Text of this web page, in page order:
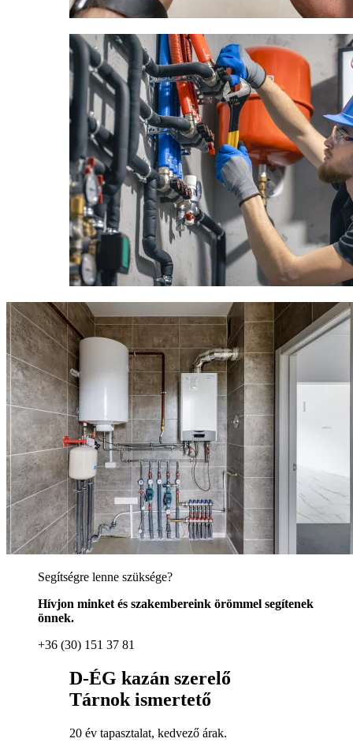
Segítségre lenne szüksége?
Hívjon minket és szakembereink örömmel segítenek
önnek.
+36 (30) 151 37 81
D-ÉG kazán szerelő
Tárnok ismertető
20 év tapasztalat, kedvező árak.